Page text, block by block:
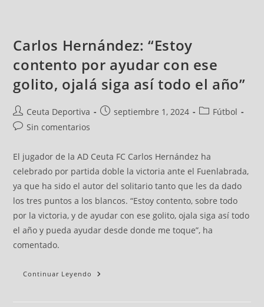
Carlos Hernández: “Estoy
contento por ayudar con ese
golito, ojalá siga así todo el año”
Ceuta Deportiva septiembre 1, 2024
Fútbol
Sin comentarios
El jugador de la AD Ceuta FC Carlos Hernández ha
celebrado por partida doble la victoria ante el Fuenlabrada,
ya que ha sido el autor del solitario tanto que les da dado
los tres puntos a los blancos. “Estoy contento, sobre todo
por la victoria, y de ayudar con ese golito, ojala siga así todo
el año y pueda ayudar desde donde me toque”, ha
comentado.
Continuar Leyendo